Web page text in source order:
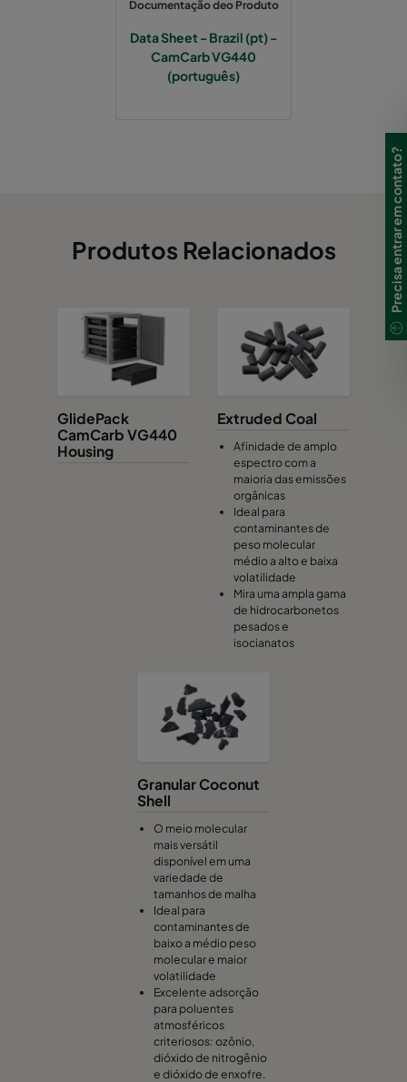
Documentação deo Produto
Data Sheet - Brazil (pt) -
CamCarb VG440
(português)
Produtos Relacionados
GlidePack
CamCarb VG440
Housing
Extruded Coal
Afinidade de amplo
espectro com a
maioria das emissões
orgânicas
Ideal para
contaminantes de
peso molecular
médio a alto e baixa
volatilidade
Mira uma ampla gama
de hidrocarbonetos
pesados e
isocianatos
Granular Coconut
Shell
O meio molecular
mais versátil
disponível em uma
variedade de
tamanhos de malha
Ideal para
contaminantes de
baixo a médio peso
molecular e maior
volatilidade
Excelente adsorção
para poluentes
atmosféricos
criteriosos: ozônio,
dióxido de nitrogênio
e dióxido de enxofre.
Precisa entrar em contato?